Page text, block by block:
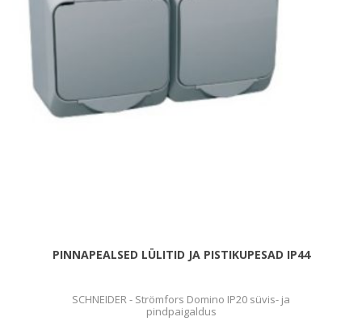
PINNAPEALSED LÜLITID JA PISTIKUPESAD IP44
SCHNEIDER - Strömfors Domino IP20 süvis- ja
pindpaigaldus